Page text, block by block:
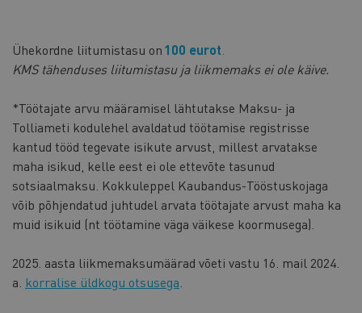
Ühekordne liitumistasu on100 eurot
KMS tähenduses liitumistasu ja liikmemaks ei ole käive.
*Töötajate arvu määramisel lähtutakse Maksu- ja
Tolliameti kodulehel avaldatud töötamise registrisse
kantud tööd tegevate isikute arvust, millest arvatakse
maha isikud, kelle eest ei ole ettevõte tasunud
sotsiaalmaksu. Kokkuleppel Kaubandus-Tööstuskojaga
võib põhjendatud juhtudel arvata töötajate arvust maha ka
muid isikuid (nt töötamine väga väikese koormusega).
2025. aasta liikmemaksumäärad võeti vastu 16. mail 2024.
a. korralise üldkogu otsusega